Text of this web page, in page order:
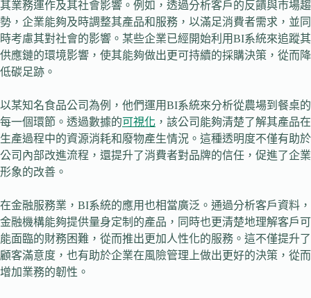
其業務運作及其社會影響。例如，透過分析客戶的反饋與市場趨
勢，企業能夠及時調整其產品和服務，以滿足消費者需求，並同
時考慮其對社會的影響。某些企業已經開始利用BI系統來追蹤其
供應鏈的環境影響，使其能夠做出更可持續的採購決策，從而降
低碳足跡。
以某知名食品公司為例，他們運用BI系統來分析從農場到餐桌的
每一個環節。透過數據的可視化 ，該公司能夠清楚了解其產品在
生產過程中的資源消耗和廢物產生情況。這種透明度不僅有助於
公司內部改進流程，還提升了消費者對品牌的信任，促進了企業
形象的改善。
在金融服務業，BI系統的應用也相當廣泛。通過分析客戶資料，
金融機構能夠提供量身定制的產品，同時也更清楚地理解客戶可
能面臨的財務困難，從而推出更加人性化的服務。這不僅提升了
顧客滿意度，也有助於企業在風險管理上做出更好的決策，從而
增加業務的韌性。